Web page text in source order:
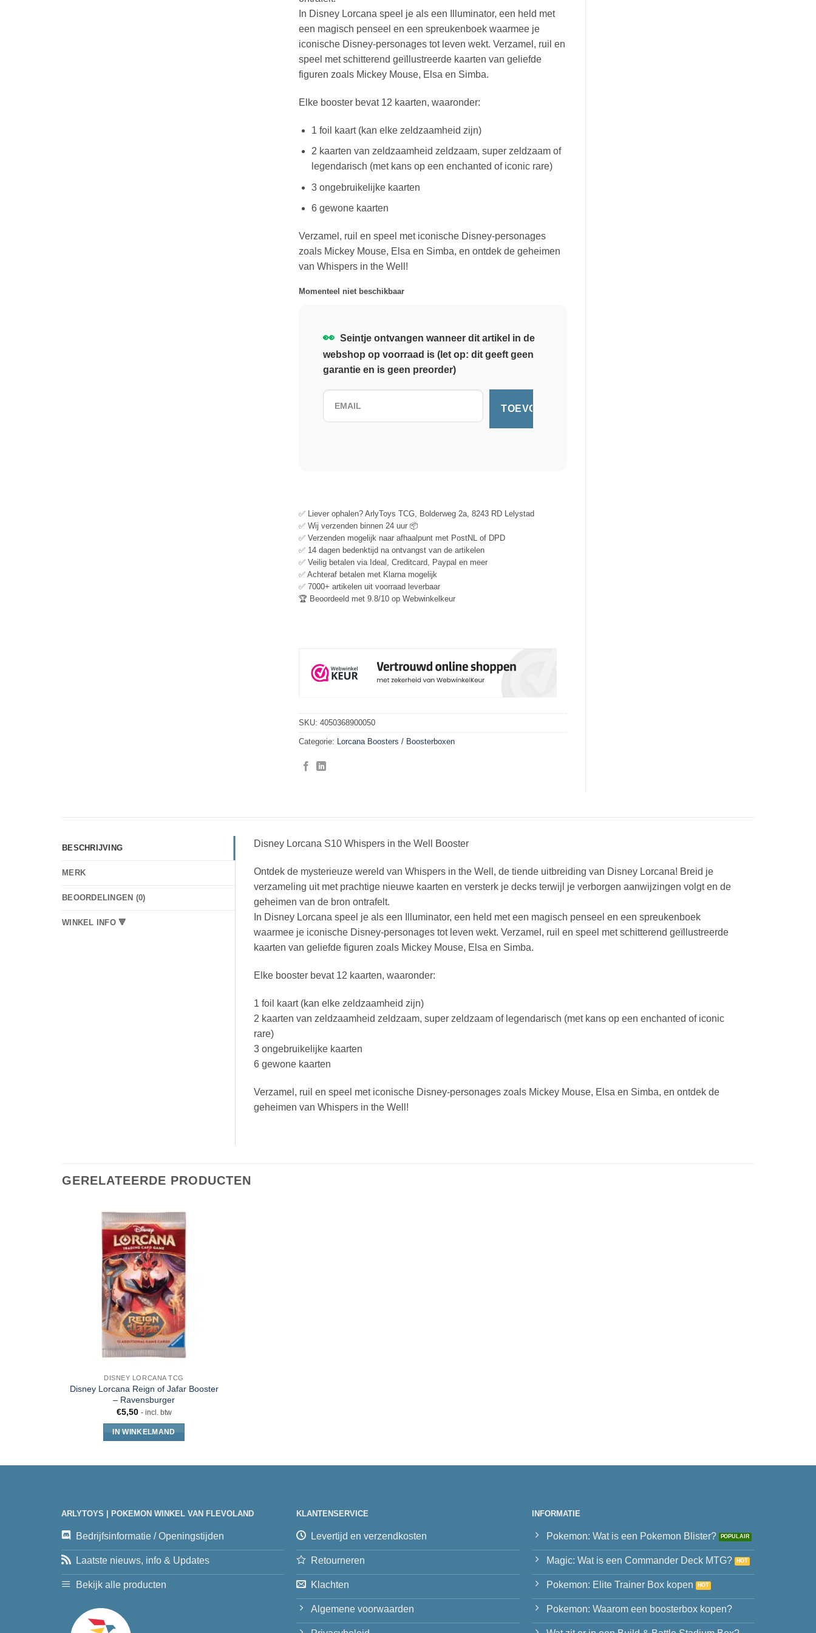
In Disney Lorcana speel je als een Illuminator, een held met
een magisch penseel en een spreukenboek waarmee je
iconische Disney-personages tot leven wekt. Verzamel, ruil en
speel met schitterend geïllustreerde kaarten van geliefde
figuren zoals Mickey Mouse, Elsa en Simba.
Elke booster bevat 12 kaarten, waaronder:
1 foil kaart (kan elke zeldzaamheid zijn)
2 kaarten van zeldzaamheid zeldzaam, super zeldzaam of
legendarisch (met kans op een enchanted of iconic rare)
3 ongebruikelijke kaarten
6 gewone kaarten
Verzamel, ruil en speel met iconische Disney-personages
zoals Mickey Mouse, Elsa en Simba, en ontdek de geheimen
van Whispers in the Well!
Momenteel niet beschikbaar
👀 Seintje ontvangen wanneer dit artikel in de
webshop op voorraad is (let op: dit geeft geen
garantie en is geen preorder)
✅ Liever ophalen? ArlyToys TCG, Bolderweg 2a, 8243 RD Lelystad
✅ Wij verzenden binnen 24 uur 📦
✅ Verzenden mogelijk naar afhaalpunt met PostNL of DPD
✅ 14 dagen bedenktijd na ontvangst van de artikelen
✅ Veilig betalen via Ideal, Creditcard, Paypal en meer
✅ Achteraf betalen met Klarna mogelijk
✅ 7000+ artikelen uit voorraad leverbaar
🏆 Beoordeeld met 9.8/10 op Webwinkelkeur
SKU: 4050368900050
Categorie: Lorcana Boosters / Boosterboxen
BESCHRIJVING
MERK
BEOORDELINGEN (0)
WINKEL INFO 🔻
Disney Lorcana S10 Whispers in the Well Booster
Ontdek de mysterieuze wereld van Whispers in the Well, de tiende uitbreiding van Disney Lorcana! Breid je
verzameling uit met prachtige nieuwe kaarten en versterk je decks terwijl je verborgen aanwijzingen volgt en de
geheimen van de bron ontrafelt.
In Disney Lorcana speel je als een Illuminator, een held met een magisch penseel en een spreukenboek
waarmee je iconische Disney-personages tot leven wekt. Verzamel, ruil en speel met schitterend geïllustreerde
kaarten van geliefde figuren zoals Mickey Mouse, Elsa en Simba.
Elke booster bevat 12 kaarten, waaronder:
1 foil kaart (kan elke zeldzaamheid zijn)
2 kaarten van zeldzaamheid zeldzaam, super zeldzaam of legendarisch (met kans op een enchanted of iconic
rare)
3 ongebruikelijke kaarten
6 gewone kaarten
Verzamel, ruil en speel met iconische Disney-personages zoals Mickey Mouse, Elsa en Simba, en ontdek de
geheimen van Whispers in the Well!
GERELATEERDE PRODUCTEN
DISNEY LORCANA TCG
Disney Lorcana Reign of Jafar Booster
– Ravensburger
€5,50 - incl. btw
IN WINKELMAND
ARLYTOYS | POKEMON WINKEL VAN FLEVOLAND
Bedrijfsinformatie / Openingstijden
Laatste nieuws, info & Updates
Bekijk alle producten
KLANTENSERVICE
Levertijd en verzendkosten
Retourneren
Klachten
Algemene voorwaarden
INFORMATIE
Pokemon: Wat is een Pokemon Blister?
Magic: Wat is een Commander Deck MTG?
Pokemon: Elite Trainer Box kopen
Pokemon: Waarom een boosterbox kopen?